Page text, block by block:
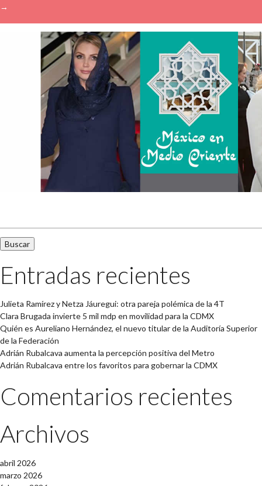
→
Entradas recientes
Julieta Ramírez y Netza Jáuregui: otra pareja polémica de la 4T
Clara Brugada invierte 5 mil mdp en movilidad para la CDMX
Quién es Aureliano Hernández, el nuevo titular de la Auditoría Superior
de la Federación
Adrián Rubalcava aumenta la percepción positiva del Metro
Adrián Rubalcava entre los favoritos para gobernar la CDMX
Comentarios recientes
Archivos
abril 2026
marzo 2026